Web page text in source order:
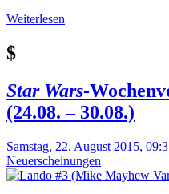
Weiterlesen
$
Star Wars-
(24.08. – 30.08.)
Samstag, 22. August 2015,
Neuerscheinungen